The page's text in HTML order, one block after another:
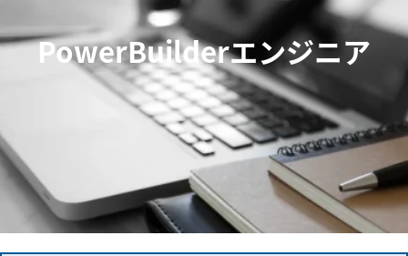
PowerBuilderエンジニア